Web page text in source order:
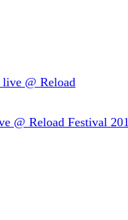
@ Reload Festival